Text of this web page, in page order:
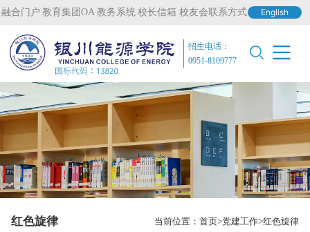
融合门户 教育集团OA 教务系统 校长信箱 校友会联系方式 English
招生电话：
0951-8109777
红色旋律 当前位置：首页 党建工作 红色旋律